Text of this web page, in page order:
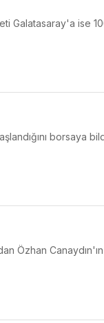
Galatasaray'a ise
borsaya
Özhan Canaydın'ın